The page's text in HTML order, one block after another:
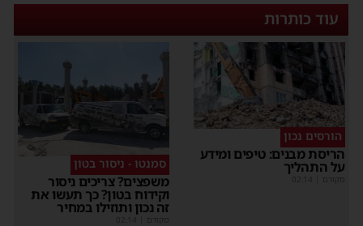
עוד כותרות
הורסים נכון
הריסת מבנים: טיפים ומידע
על התהליך
מקודם
סמנטו - ניסור בטון
משפצים? צריכים ניסור
וקידוח בטון? כך תעשו את
זה נכון ותוזילו במחיר
מקודם